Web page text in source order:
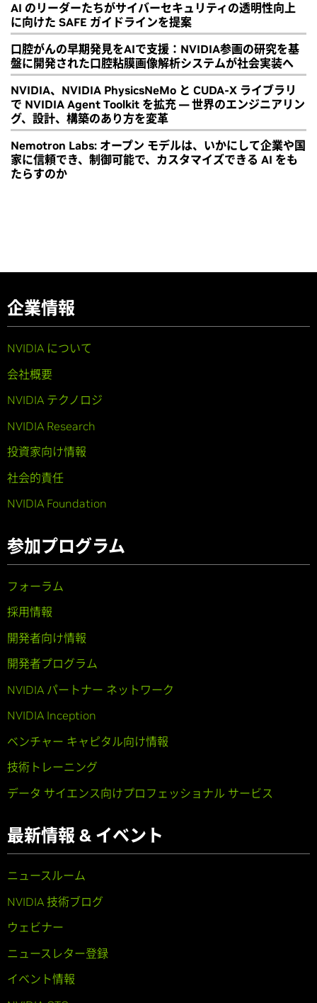
AI のリーダーたちがサイバーセキュリティの透明性向上
に向けた SAFE ガイドラインを提案
口腔がんの早期発見をAIで支援：NVIDIA参画の研究を基
盤に開発された口腔粘膜画像解析システムが社会実装へ
NVIDIA、NVIDIA PhysicsNeMo と CUDA-X ライブラリ
で NVIDIA Agent Toolkit を拡充 ― 世界のエンジニアリン
グ、設計、構築のあり方を変革
Nemotron Labs: オープン モデルは、いかにして企業や国
家に信頼でき、制御可能で、カスタマイズできる AI をも
たらすのか
企業情報
NVIDIA について
会社概要
NVIDIA テクノロジ
NVIDIA Research
投資家向け情報
社会的責任
NVIDIA Foundation
参加プログラム
フォーラム
採用情報
開発者向け情報
開発者プログラム
NVIDIA パートナー ネットワーク
NVIDIA Inception
ベンチャー キャピタル向け情報
技術トレーニング
データ サイエンス向けプロフェッショナル サービス
最新情報 & イベント
ニュースルーム
NVIDIA 技術ブログ
ウェビナー
ニュースレター登録
イベント情報